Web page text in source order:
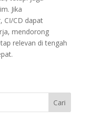
Jika
CI/CD dapat
mendorong
relevan di tengah
Cari